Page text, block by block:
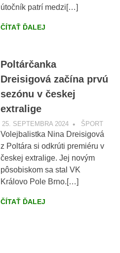
útočník patrí medzi[…]
ČÍTAŤ ĎALEJ
Poltárčanka
Dreisigová začína prvú
sezónu v českej
extralige
25. SEPTEMBRA 2024 ŠPORT
Volejbalistka Nina Dreisigová
z Poltára si odkrúti premiéru v
českej extralige. Jej novým
pôsobiskom sa stal VK
Královo Pole Brno.[…]
ČÍTAŤ ĎALEJ